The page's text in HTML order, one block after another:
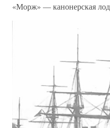
«Морж» — канонерская